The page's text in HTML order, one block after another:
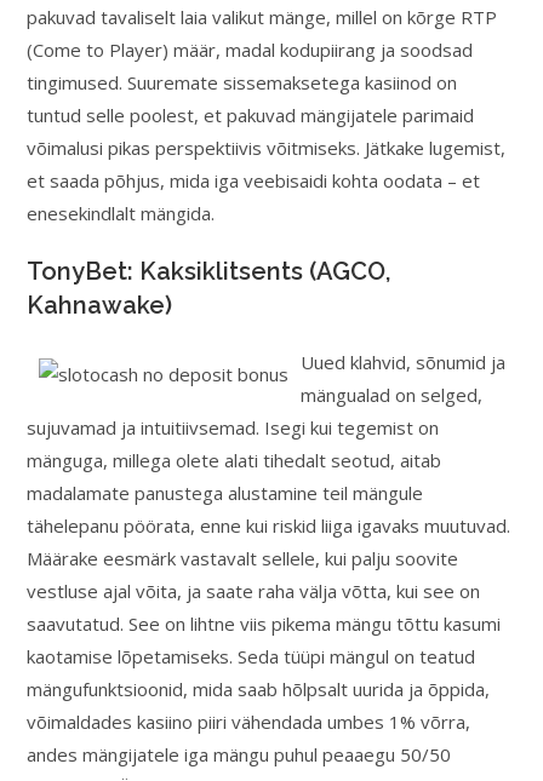
pakuvad tavaliselt laia valikut mänge, millel on kõrge RTP
(Come to Player) määr, madal kodupiirang ja soodsad
tingimused. Suuremate sissemaksetega kasiinod on
tuntud selle poolest, et pakuvad mängijatele parimaid
võimalusi pikas perspektiivis võitmiseks. Jätkake lugemist,
et saada põhjus, mida iga veebisaidi kohta oodata – et
enesekindlalt mängida.
TonyBet: Kaksiklitsents (AGCO,
Kahnawake)
Uued klahvid, sõnumid ja
mängualad on selged,
sujuvamad ja intuitiivsemad. Isegi kui tegemist on
mänguga, millega olete alati tihedalt seotud, aitab
madalamate panustega alustamine teil mängule
tähelepanu pöörata, enne kui riskid liiga igavaks muutuvad.
Määrake eesmärk vastavalt sellele, kui palju soovite
vestluse ajal võita, ja saate raha välja võtta, kui see on
saavutatud. See on lihtne viis pikema mängu tõttu kasumi
kaotamise lõpetamiseks. Seda tüüpi mängul on teatud
mängufunktsioonid, mida saab hõlpsalt uurida ja õppida,
võimaldades kasiino piiri vähendada umbes 1% võrra,
andes mängijatele iga mängu puhul peaaegu 50/50